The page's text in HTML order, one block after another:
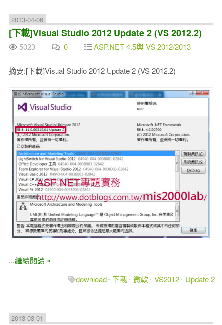
2013-04-06
[下載]Visual Studio 2012 Update 2 (VS 2012.2)
5023 0 ASP.NET 4.5與 VS 2012/2013
摘要:[下載]Visual Studio 2012 Update 2 (VS 2012.2)
...繼續閱讀 »
download 下載 微軟 VS2012 Update 2
2013-03-01